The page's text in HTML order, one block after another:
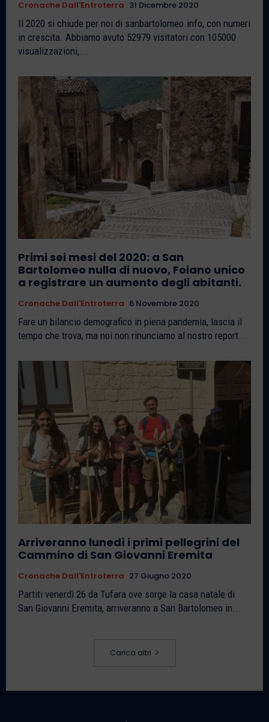
Cronache Dall'Entroterra 31 Dicembre 2020
Il 2020 si chiude per noi di sanbartolomeo.info, con numeri
in crescita. Abbiamo avuto 52979 visitatori con 105000
visualizzazioni,...
Primi sei mesi del 2020: a San
Bartolomeo nulla di nuovo, Foiano unico
a registrare un aumento degli abitanti.
Cronache Dall'Entroterra 6 Novembre 2020
Fare un bilancio demografico in piena pandemia, lascia il
tempo che trova, ma noi non rinunciamo al nostro report...
Arriveranno lunedì i primi pellegrini del
Cammino di San Giovanni Eremita
Cronache Dall'Entroterra 27 Giugno 2020
Partiti venerdì 26 da Tufara ove sorge la casa natale di
San Giovanni Eremita, arriveranno a San Bartolomeo in...
Carica altri